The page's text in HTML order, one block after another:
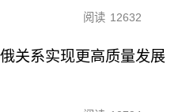
阅读 12632
关系实现更高质量发展